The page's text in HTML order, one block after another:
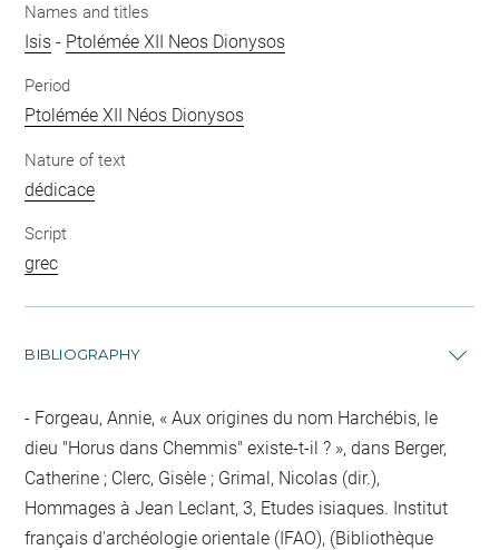
Names and titles
Isis - Ptolémée XII Neos Dionysos
Period
Ptolémée XII Néos Dionysos
Nature of text
dédicace
Script
grec
BIBLIOGRAPHY
Forgeau, Annie, « Aux origines du nom Harchébis, le
dieu "Horus dans Chemmis" existe-t-il ? », dans Berger,
Catherine ; Clerc, Gisèle ; Grimal, Nicolas (dir.),
Hommages à Jean Leclant, 3, Etudes isiaques. Institut
français d'archéologie orientale (IFAO), (Bibliothèque